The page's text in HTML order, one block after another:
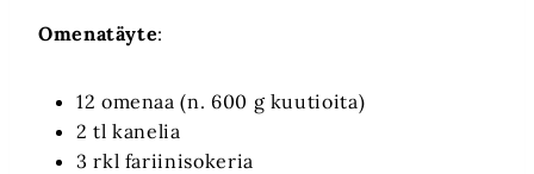
Omenatäyte:
12 omenaa (n. 600 g kuutioita)
2 tl kanelia
3 rkl fariinisokeria